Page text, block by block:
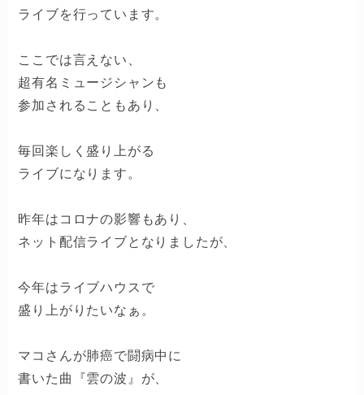
ライブを行っています。
ここでは言えない、
超有名ミュージシャンも
参加されることもあり、
毎回楽しく盛り上がる
ライブになります。
昨年はコロナの影響もあり、
ネット配信ライブとなりましたが、
今年はライブハウスで
盛り上がりたいなぁ。
マコさんが肺癌で闘病中に
書いた曲『雲の波』が、